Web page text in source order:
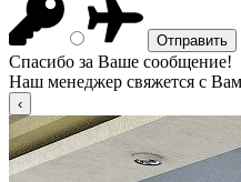
Спасибо за Ваше сообщение!
Наш менеджер свяжется с